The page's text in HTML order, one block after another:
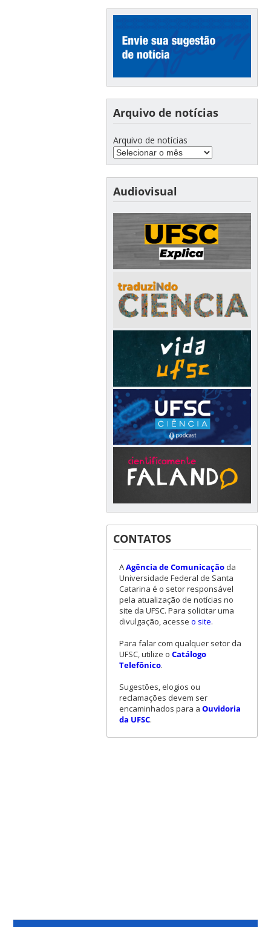
Arquivo de notícias
Arquivo de notícias
Audiovisual
CONTATOS
AAgência de Comunicaçãoda
Universidade Federal de Santa
Catarina é o setor responsável
pela atualização de notícias no
site da UFSC. Para solicitar uma
divulgação, acesse o site.
Para falar com qualquer setor da
UFSC, utilize o Catálogo
Telefônico.
Sugestões, elogios ou
reclamações devem ser
encaminhados para a Ouvidoria
da UFSC.